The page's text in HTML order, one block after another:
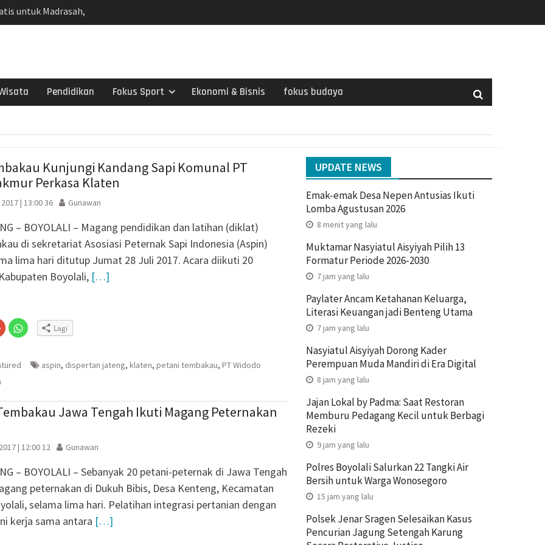
untuk Madrasah,
Kami Hitung
2026-2030
Saat Restoran
Kecil untuk
Wonosegoro
Selesaikan Kasus
Setengah Karung
Justice
Golkar Sragen
Bahlil Lahadalia
Pendidikan Fokus Sport Ekonomi & Bisnis fokus budaya
Kunjungi Kandang Sapi Komunal PT
Perkasa Klaten
| 13:00 36 Gunawan
– BOYOLALI – Magang pendidikan dan latihan (diklat)
di sekretariat Asosiasi Peternak Sapi Indonesia (Aspin)
lima hari ditutup Jumat 28 Juli 2017. Acara diikuti 20
Boyolali, […]
Klik
untuk
berbagi
(Membuka
di
Klik
untuk
jendela
Lagi
aspin, dispertan jateng, klaten, petani tembakau, PT Widodo
Jawa Tengah Ikuti Magang Peternakan
| 12:00 12 Gunawan
– BOYOLALI – Sebanyak 20 petani-peternak di Jawa Tengah
peternakan di Dukuh Bibis, Desa Kenteng, Kecamatan
selama lima hari. Pelatihan integrasi pertanian dengan
kerja sama antara […]
UPDATE NEWS
Emak-emak Desa Nepen Antusias Ikuti
Lomba Agustusan 2026
8 menit yang lalu
Muktamar Nasyiatul Aisyiyah Pilih 13
Formatur Periode 2026-2030
7 jam yang lalu
Paylater Ancam Ketahanan Keluarga,
Literasi Keuangan jadi Benteng Utama
7 jam yang lalu
Nasyiatul Aisyiyah Dorong Kader
Perempuan Muda Mandiri di Era Digital
8 jam yang lalu
Jajan Lokal by Padma: Saat Restoran
Memburu Pedagang Kecil untuk Berbagi
Rezeki
9 jam yang lalu
Polres Boyolali Salurkan 22 Tangki Air
Bersih untuk Warga Wonosegoro
15 jam yang lalu
Polsek Jenar Sragen Selesaikan Kasus
Pencurian Jagung Setengah Karung